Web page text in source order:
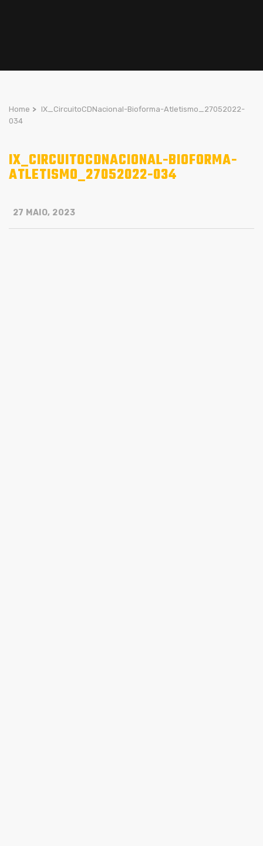
Home > IX_CircuitoCDNacional-Bioforma-Atletismo_27052022-
034
IX_CIRCUITOCDNACIONAL-BIOFORMA-
ATLETISMO_27052022-034
27 MAIO, 2023